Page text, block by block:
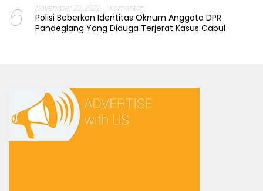
6 November 22, 2022 1 Komentar
Polisi Beberkan Identitas Oknum Anggota DPR
Pandeglang Yang Diduga Terjerat Kasus Cabul